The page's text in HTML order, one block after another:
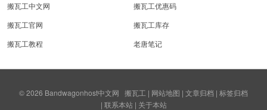
搬瓦工中文网
搬瓦工优惠码
搬瓦工官网
搬瓦工库存
搬瓦工教程
老唐笔记
© 2026 Bandwagonhost中文网 搬瓦工 | 网站地图 | 文章归档 | 标签归档
| 联系本站| 关于本站